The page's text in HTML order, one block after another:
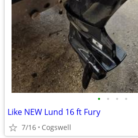
• • • •
Like NEW Lund 16 ft Fury
7/16 Cogswell